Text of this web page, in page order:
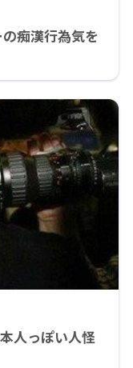
痴漢行為気を
人っぽい人怪